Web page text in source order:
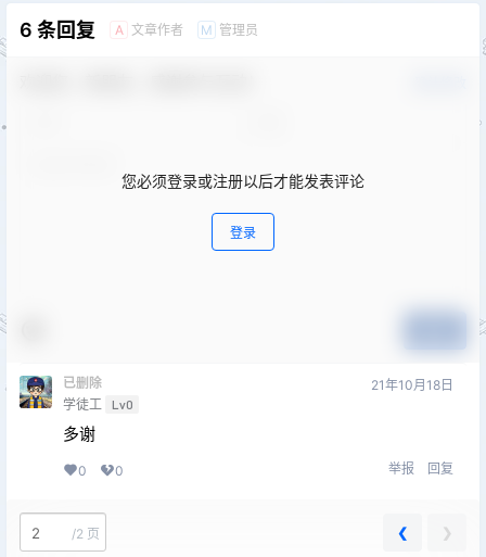
6 条回复 A 文章作者 M 管理员
您必须登录或注册以后才能发表评论
登录
已删除
学徒工 Lv0
21年10月18日
多谢
0 0 举报 回复
/2 页 ❮ ❯